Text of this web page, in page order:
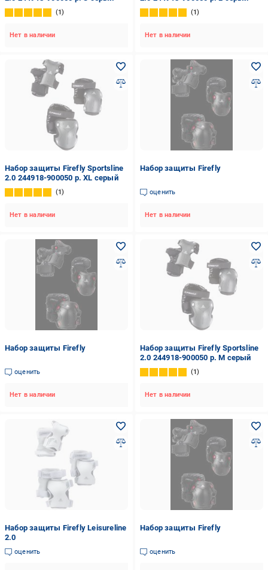
1
Нет в наличии
1
Нет в наличии
Набор защиты Firefly Sportsline
2.0 244918-900050 р. XL серый
1
Нет в наличии
Набор защиты Firefly
оценить
Нет в наличии
Набор защиты Firefly
оценить
Нет в наличии
Набор защиты Firefly Sportsline
2.0 244918-900050 р. M серый
1
Нет в наличии
Набор защиты Firefly Leisureline
2.0
оценить
Набор защиты Firefly
оценить